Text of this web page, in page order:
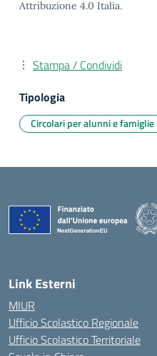
Attribuzione 4.0 Italia.
Stampa / Condividi
Tipologia
Circolari per alunni e famiglie
Link Esterni
MIUR
Ufficio Scolastico Regionale
Ufficio Scolastico Territoriale